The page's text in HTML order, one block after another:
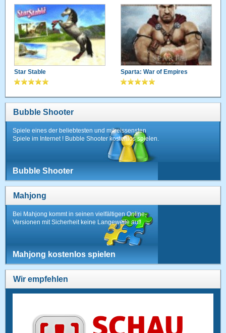
Star Stable Sparta: War of Empires
Bubble Shooter
Spiele eines der beliebtesten und mitreissensten
Spiele im Internet ! Bubble Shooter kostenlos spielen.
Bubble Shooter
Mahjong
Bei Mahjong kommt in seinen vielfältigen Online-
Versionen mit Sicherheit keine Langeweile auf!
Mahjong kostenlos spielen
Wir empfehlen